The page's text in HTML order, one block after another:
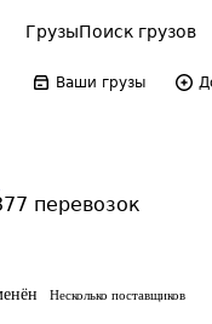
ГрузыПоиск грузов
Ваши грузы
перевозок
Несколько поставщиков